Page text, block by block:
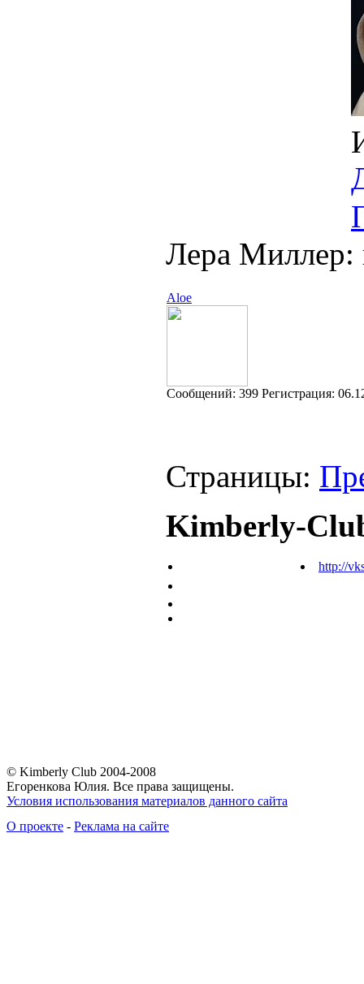
Лера Миллер:
Aloe
Cообщений: 399 Регистрация:
Страницы:
Kimberly-
http://
© Kimberly Club 2004-2008
Егоренкова Юлия. Все права защищены.
Условия использования материалов данного сайта
О проекте - Реклама на сайте